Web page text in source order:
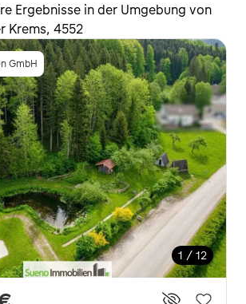
Ergebnisse in der Umgebung von
Krems, 4552
GmbH
1 / 12